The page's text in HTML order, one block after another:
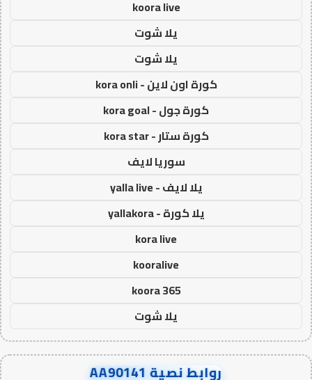
koora live
يلا شوت
يلا شوت
كورة اون لاين - kora onli
كورة جول - kora goal
كورة ستار - kora star
سوريا لايف
يلا لايف - yalla live
يلا كورة - yallakora
kora live
kooralive
koora 365
يلا شوت
روابط نصية AA90141